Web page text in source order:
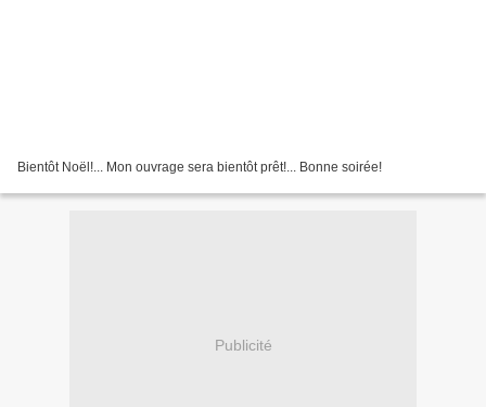
Bientôt Noël!... Mon ouvrage sera bientôt prêt!... Bonne soirée!
Publicité